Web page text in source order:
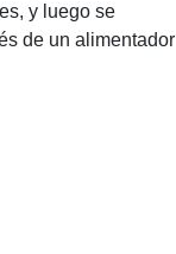
y luego se
de un alimentador